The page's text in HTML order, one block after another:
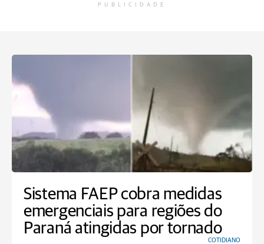
PUBLICIDADE
Sistema FAEP cobra medidas
emergenciais para regiões do
Paraná atingidas por tornado
COTIDIANO